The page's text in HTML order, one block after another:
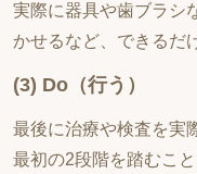
実際に器具や歯ブラシ
かせるなど、できるだ
(3) Do（行う）
最後に治療や検査を実
最初の2段階を踏むこ